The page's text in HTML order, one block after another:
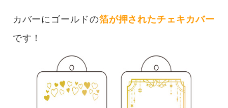
カバーにゴールドの箔が押されたチェキカバー
です！